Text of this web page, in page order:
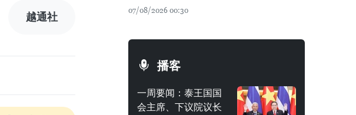
越通社
07/08/2026 00:30
播客
一周要闻：泰王国国
会主席、下议院议长